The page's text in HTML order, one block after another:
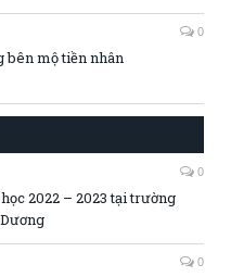
0
bên mộ tiền nhân
0
2022 – 2023 tại trường
0